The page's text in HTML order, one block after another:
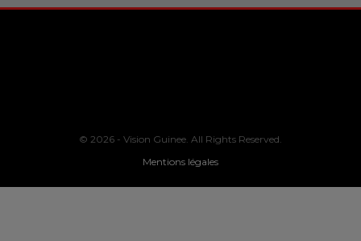
© 2026 - Vision Guinee. All Rights Reserved.
Mentions légales